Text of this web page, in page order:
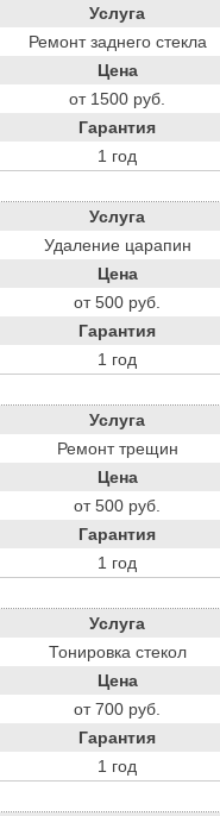
Услуга
Ремонт заднего стекла
Цена
от 1500 руб.
Гарантия
1 год
Услуга
Удаление царапин
Цена
от 500 руб.
Гарантия
1 год
Услуга
Ремонт трещин
Цена
от 500 руб.
Гарантия
1 год
Услуга
Тонировка стекол
Цена
от 700 руб.
Гарантия
1 год